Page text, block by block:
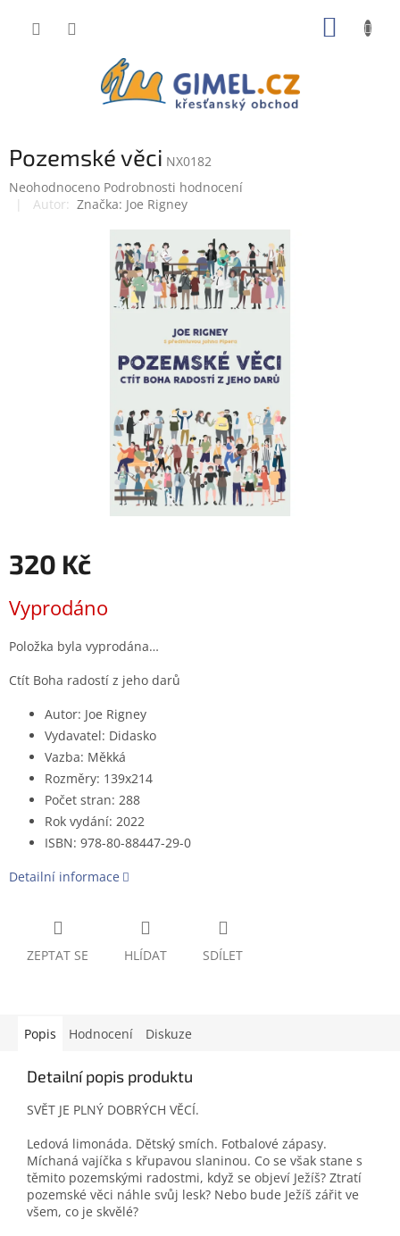
Pozemské věci NX0182
Průměrné
hodnocení
Neohodnoceno Podrobnosti hodnocení
Značka: Joe Rigney
320 Kč
cena:
Vyprodáno
Položka byla vyprodána…
Ctít Boha radostí z jeho darů
Autor: Joe Rigney
Vydavatel: Didasko
Vazba: Měkká
Rozměry: 139x214
Počet stran: 288
Rok vydání: 2022
ISBN: 978-80-88447-29-0
Detailní informace
ZEPTAT SE HLÍDAT SDÍLET
Popis Hodnocení Diskuze
Detailní popis produktu
SVĚT JE PLNÝ DOBRÝCH VĚCÍ.
Ledová limonáda. Dětský smích. Fotbalové zápasy.
Míchaná vajíčka s křupavou slaninou. Co se však stane s
těmito pozemskými radostmi, když se objeví Ježíš? Ztratí
pozemské věci náhle svůj lesk? Nebo bude Ježíš zářit ve
všem, co je skvělé?